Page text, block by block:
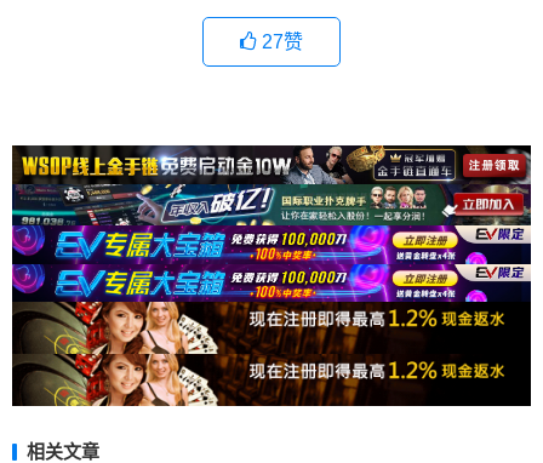
27赞
相关文章